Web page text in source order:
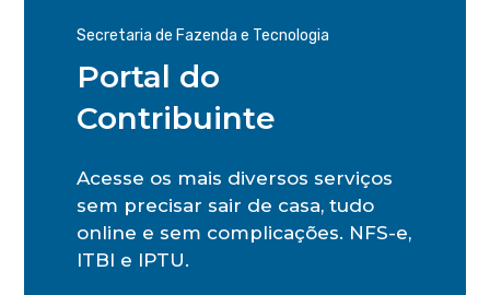
Secretaria de Fazenda e Tecnologia
Portal do
Contribuinte
Acesse os mais diversos serviços
sem precisar sair de casa, tudo
online e sem complicações. NFS-e,
ITBI e IPTU.